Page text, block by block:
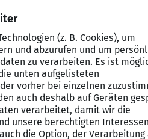
Impressum HTML Sitemap